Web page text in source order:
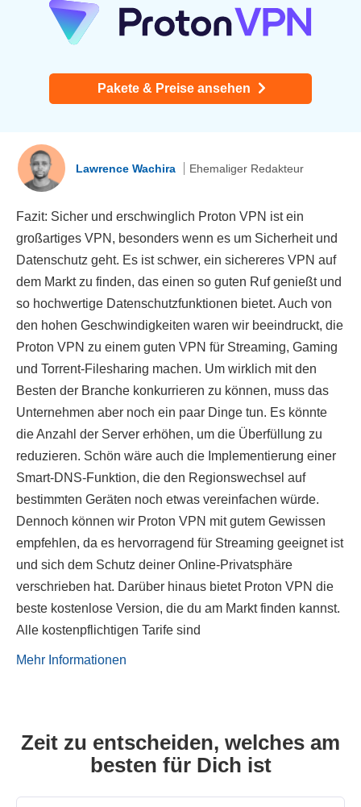
Pakete & Preise ansehen
Lawrence Wachira Ehemaliger Redakteur
Fazit: Sicher und erschwinglich Proton VPN ist ein
großartiges VPN, besonders wenn es um Sicherheit und
Datenschutz geht. Es ist schwer, ein sichereres VPN auf
dem Markt zu finden, das einen so guten Ruf genießt und
so hochwertige Datenschutzfunktionen bietet. Auch von
den hohen Geschwindigkeiten waren wir beeindruckt, die
Proton VPN zu einem guten VPN für Streaming, Gaming
und Torrent-Filesharing machen. Um wirklich mit den
Besten der Branche konkurrieren zu können, muss das
Unternehmen aber noch ein paar Dinge tun. Es könnte
die Anzahl der Server erhöhen, um die Überfüllung zu
reduzieren. Schön wäre auch die Implementierung einer
Smart-DNS-Funktion, die den Regionswechsel auf
bestimmten Geräten noch etwas vereinfachen würde.
Dennoch können wir Proton VPN mit gutem Gewissen
empfehlen, da es hervorragend für Streaming geeignet ist
und sich dem Schutz deiner Online-Privatsphäre
verschrieben hat. Darüber hinaus bietet Proton VPN die
beste kostenlose Version, die du am Markt finden kannst.
Alle kostenpflichtigen Tarife sind
Mehr Informationen
Zeit zu entscheiden, welches am
besten für Dich ist